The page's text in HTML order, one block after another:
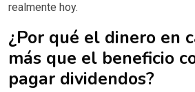
realmente hoy.
¿Por qué el dinero en
más que el beneficio
pagar dividendos?